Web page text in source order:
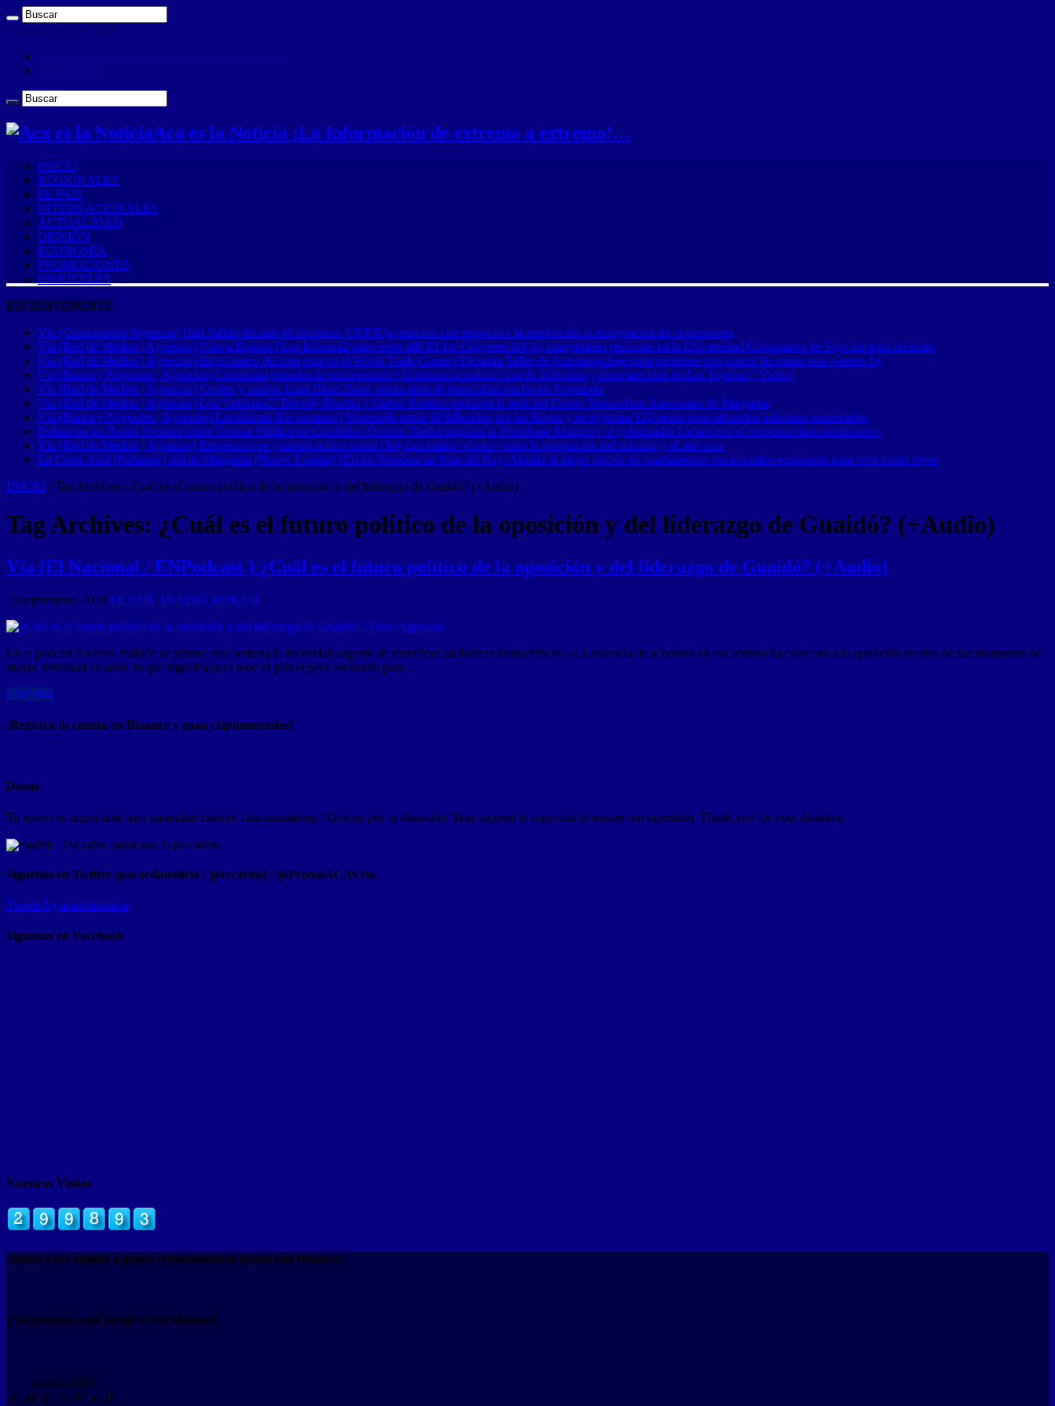
viernes , agosto 7 2026
Aca es la Noticia ¡La Información de extremo a extremo!…
INICIO
REGIONALES
EL PAÍS
INTERNACIONALES
ACTUALIDAD
OPINIÓN
ECONOMÍA
PROMOCIONES
INMUEBLES
RECIENTEMENTE
Vía (Contrapunto| Agencias) Han Salido del aire 46 emisoras: CNP Fija posición con respecto a la renovación o reasignación de concesiones
Vía (Red de Medios | Agencias) Nueva Esparta | Los Informa2 estuvieron allí: El 1er Congreso del Ají margariteño realizado en la Universidad Corporativa de Sigo fue todo un éxito
Vía (Red de Medios | Agencias) En el marco del mes rosa en el World Trade Center | Dictarán Taller de Automaquillaje para pacientes con cáncer de mama este viernes 14
Vía (Banca y Negocios | Agencias) Continúan jornadas de recuperación | Gobierno actualizó cifra de fallecidos y desaparecidos en Las Tejerías (+Video)
Vía (Red de Medios | Agencias) Covers y fusión: Luna Blues Band veinte años de buen blues hecho en Venezuela
Vía (Red de Medios | Agencias) Los “Informa2” Beverly Bracho y Carlos Romero visitaron la sede del Centro Venezolano Americano de Margarita
Vía (Banca y Negocios | Agencias) Las últimas dos semanas | Venezuela suma 18 fallecidos por las lluvias y se registran 120 municipios afectados informan autoridades
Debate en las Redes Sociales sobre Gestión Pública en Carabobo: Octavio Táriba respalda al Presidente Maduro y al gobernador Lacava por el «proceso descentralizador»
Vía (Red de Medios | Agencias) Empresas que generan acción social | Intylact realizó «lives» sobre la prevención del suicidio y el mes rosa
En Costa Azul (Porlamar) isla de Margarita (Nueva Esparta) | En las Residencias Islas del Rey: Alquila la mejor opción en apartamentos vacacionales equipados para vivir como reyes
INICIO / Tag Archives: ¿Cuál es el futuro político de la oposición y del liderazgo de Guaidó? (+Audio)
Tag Archives: ¿Cuál es el futuro político de la oposición y del liderazgo de Guaidó? (+Audio)
Vía (El Nacional / ENPodcast ) ¿Cuál es el futuro político de la oposición y del liderazgo de Guaidó? (+Audio)
23 septiembre, 2020 EL PAÍS, ULTIMA HORA 0
En el podcast Análisis Político se plantea esta semana la necesidad urgente de reunificar las fuerzas democráticas: «La ausencia de acuerdos en ese sentido ha colocado a la oposición en uno de sus momentos de
mayor debilidad en años, lo que significa para todo el país el peor escenario para …
Leer Mas
¡Registra tu cuenta en Binance y gana criptomonedas!
Donar
Tu apoyo es importante para garantizar nuestro funcionamiento / Gracias por tu donación. Your support is important to ensure our operation. Thank you for your donation.
Síguenos en Twitter @acaeslanoticia / @rccarlosj / @PromoACAVzla
Tweets by acaeslanoticia
Siguenos en Facebook
Nuestras Visitas
¡Invita a tus amigos a ganar criptomonedas juntos con Binance!
¡Alojamiento web Desde 2.35$ Mensual
agosto 2026
L M X J V S D